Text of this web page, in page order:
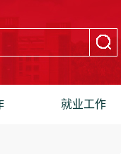
就业工作